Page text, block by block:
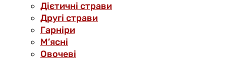
Дієтичні страви
Другі страви
Гарніри
М’ясні
Овочеві